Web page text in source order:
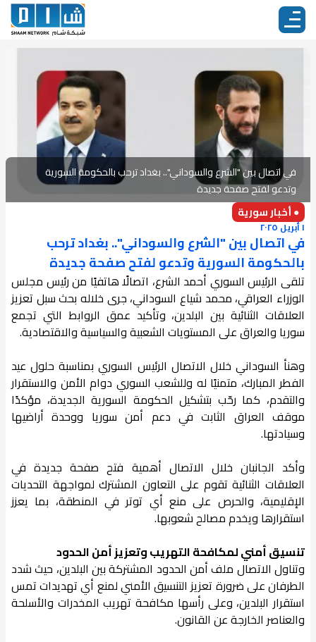
في اتصال بين "الشرع والسوداني".. بغداد ترحب بالحكومة السورية
وتدعو لفتح صفحة جديدة
● أخبار سورية
١ أبريل ٢٠٢٥
في اتصال بين "الشرع والسوداني".. بغداد ترحب
بالحكومة السورية وتدعو لفتح صفحة جديدة
تلقى الرئيس السوري أحمد الشرع، اتصالًا هاتفيًا من رئيس مجلس
الوزراء العراقي، محمد شياع السوداني، جرى خلاله بحث سبل تعزيز
العلاقات الثنائية بين البلدين، وتأكيد عمق الروابط التي تجمع
سوريا والعراق على المستويات الشعبية والسياسية والاقتصادية.
وهنأ السوداني خلال الاتصال الرئيس السوري بمناسبة حلول عيد
الفطر المبارك، متمنيًا له وللشعب السوري دوام الأمن والاستقرار
والتقدم، كما رحّب بتشكيل الحكومة السورية الجديدة، مؤكدًا
موقف العراق الثابت في دعم أمن سوريا ووحدة أراضيها
وسيادتها.
وأكد الجانبان خلال الاتصال أهمية فتح صفحة جديدة في
العلاقات الثنائية تقوم على التعاون المشترك لمواجهة التحديات
الإقليمية، والحرص على منع أي توتر في المنطقة، بما يعزز
استقرارها ويخدم مصالح شعوبها.
تنسيق أمني لمكافحة التهريب وتعزيز أمن الحدود
وتناول الاتصال ملف أمن الحدود المشتركة بين البلدين، حيث شدد
الطرفان على ضرورة تعزيز التنسيق الأمني لمنع أي تهديدات تمس
استقرار البلدين، وعلى رأسها مكافحة تهريب المخدرات والأسلحة
والعناصر الخارجة عن القانون.